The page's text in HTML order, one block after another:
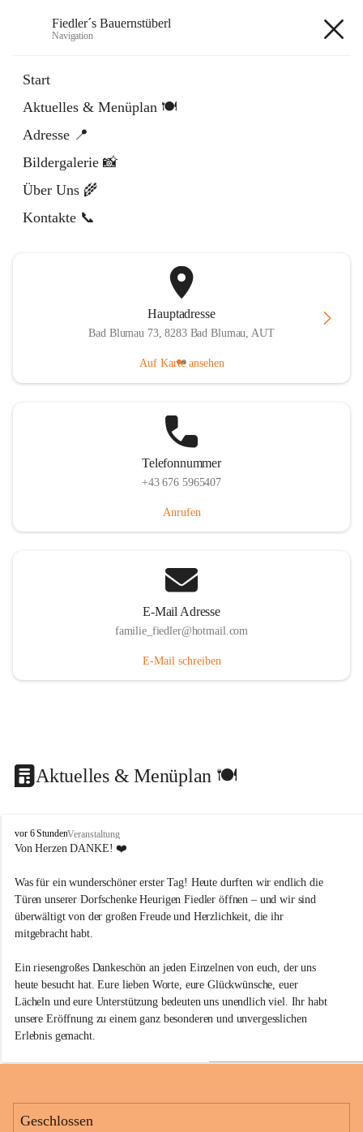
Fiedler´s Bauernstüberl
Navigation
Start
Aktuelles & Menüplan 🍽️
Adresse 📍
Bildergalerie 📸
Über Uns 🌾
Kontakte 📞
Externe Webseite
in
Tab
Instagram
Externe Webseite
öffnet
in
neuem
Tab
Hauptadresse
Bad Blumau 73, 8283 Bad Blumau, AUT
Auf Karte ansehen
Telefonnummer
+43 676 5965407
Anrufen
E-Mail Adresse
familie_fiedler@hotmail.com
E-Mail schreiben
Aktuelles & Menüplan 🍽️
F
i
d
l
e
r
´
B
a
u
e
r
n
t
vor 6 StundenVeranstaltung
Von Herzen DANKE! ❤️
Was für ein wunderschöner erster Tag! Heute durften wir endlich die
Türen unserer Dorfschenke Heurigen Fiedler öffnen – und wir sind
überwältigt von der großen Freude und Herzlichkeit, die ihr
mitgebracht habt.
Ein riesengroßes Dankeschön an jeden Einzelnen von euch, der uns
heute besucht hat. Eure lieben Worte, eure Glückwünsche, euer
Lächeln und eure Unterstützung bedeuten uns unendlich viel. Ihr habt
unsere Eröffnung zu einem ganz besonderen und unvergesslichen
Erlebnis gemacht.
wie viele Menschen diesen ersten Tag mit uns gefeiert haben, macht
uns unglaublich glücklich und dankbar.
Geschlossen